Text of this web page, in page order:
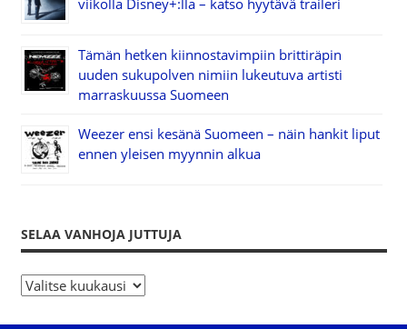
viikolla Disney+:lla – katso hyytävä traileri
Tämän hetken kiinnostavimpiin brittiräpin
uuden sukupolven nimiin lukeutuva artisti
marraskuussa Suomeen
Weezer ensi kesänä Suomeen – näin hankit liput
ennen yleisen myynnin alkua
SELAA VANHOJA JUTTUJA
S